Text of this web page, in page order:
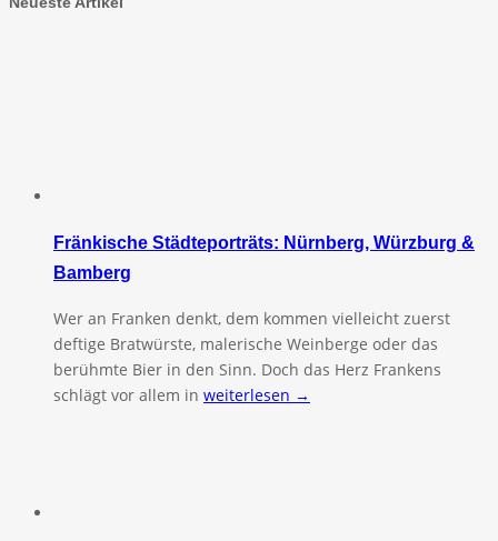
Fränkische Städteporträts: Nürnberg, Würzburg &
Bamberg
Wer an Franken denkt, dem kommen vielleicht zuerst
deftige Bratwürste, malerische Weinberge oder das
berühmte Bier in den Sinn. Doch das Herz Frankens
schlägt vor allem in weiterlesen →